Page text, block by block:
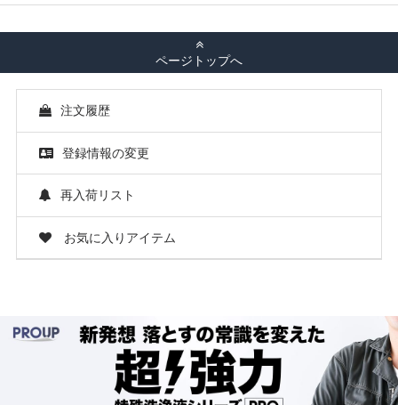
ページトップへ
注文履歴
登録情報の変更
再入荷リスト
お気に入りアイテム